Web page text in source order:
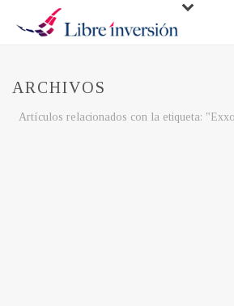
ARCHIVOS
Artículos relacionados con la etiqueta: